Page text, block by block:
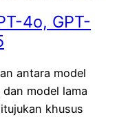
4o, GPT-
antara model
model lama
khusus